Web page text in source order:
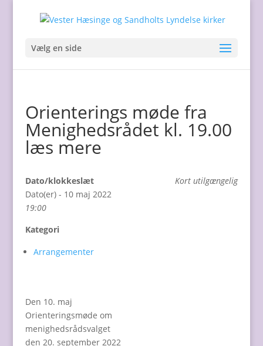
Vælg en side
Orienterings møde fra
Menighedsrådet kl. 19.00
læs mere
Kort utilgængelig
Dato/klokkeslæt
Dato(er) - 10 maj 2022
19:00
Kategori
Arrangementer
Den 10. maj
Orienteringsmøde om
menighedsrådsvalget
den 20. september 2022